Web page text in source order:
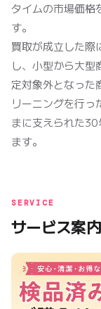
タイムの市場価格
す。
買取が成立した際
し、小型から大型
定対象外となった
リーニングを行っ
まに支えられた
ます。
SERVICE
サービス案内